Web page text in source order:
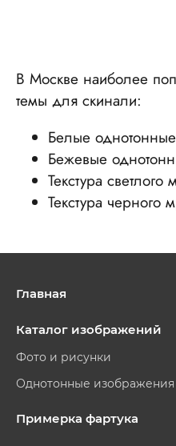
В Москве наиболее
темы для скинали:
Белые однотонные
Бежевые
Текстура светлого
Текстура черного
Главная
Каталог изображений
Фото и рисунки
Однотонные изображения
Примерка фартука